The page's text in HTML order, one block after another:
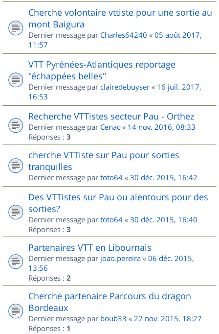
Cherche volontaire vttiste pour une sortie au
mont Baigura
Dernier message par Charles64240 « 05 août 2017,
11:57
VTT Pyrénées-Atlantiques reportage
"échappées belles"
Dernier message par clairedebuyser « 16 juil. 2017,
16:53
Recherche VTTistes secteur Pau - Orthez
Dernier message par Cenac « 14 nov. 2016, 08:33
Réponses : 3
cherche VTTiste sur Pau pour sorties
tranquilles
Dernier message par toto64 « 30 déc. 2015, 16:42
Des VTTistes sur Pau ou alentours pour des
sorties?
Dernier message par toto64 « 30 déc. 2015, 16:40
Réponses : 3
Partenaires VTT en Libournais
Dernier message par joao.pereira « 06 déc. 2015,
13:56
Réponses : 2
Cherche partenaire Parcours du dragon
Bordeaux
Dernier message par boub33 « 22 nov. 2015, 18:27
Réponses : 1